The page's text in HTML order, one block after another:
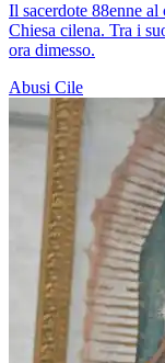
Il sacerdote 88enne al
Chiesa cilena. Tra i
ora dimesso.
Abusi Cile